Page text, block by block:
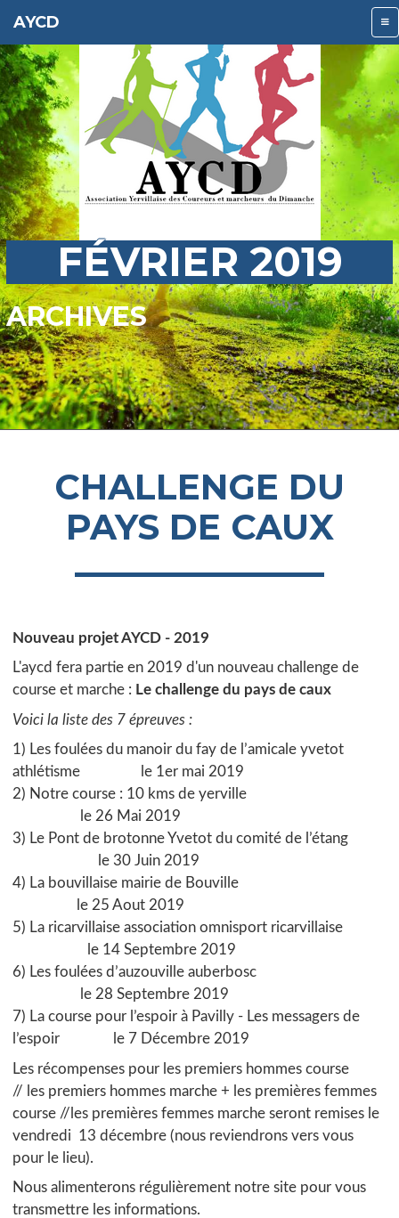
AYCD
FÉVRIER 2019
ARCHIVES
CHALLENGE DU
PAYS DE CAUX
Nouveau projet AYCD - 2019
L'aycd fera partie en 2019 d'un nouveau challenge de
course et marche : Le challenge du pays de caux
Voici la liste des 7 épreuves :
1) Les foulées du manoir du fay de l’amicale yvetot
athlétisme le 1er mai 2019
2) Notre course : 10 kms de yerville
le 26 Mai 2019
3) Le Pont de brotonne Yvetot du comité de l’étang
le 30 Juin 2019
4) La bouvillaise mairie de Bouville
le 25 Aout 2019
5) La ricarvillaise association omnisport ricarvillaise
le 14 Septembre 2019
6) Les foulées d’auzouville auberbosc
le 28 Septembre 2019
7) La course pour l’espoir à Pavilly - Les messagers de
l’espoir le 7 Décembre 2019
Les récompenses pour les premiers hommes course
// les premiers hommes marche + les premières femmes
course //les premières femmes marche seront remises le
vendredi 13 décembre (nous reviendrons vers vous
pour le lieu).
Nous alimenterons régulièrement notre site pour vous
transmettre les informations.